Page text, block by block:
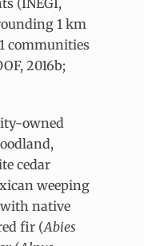
1 km
communities
2016b;
owned
cedar
weeping
with native
fir (Abies